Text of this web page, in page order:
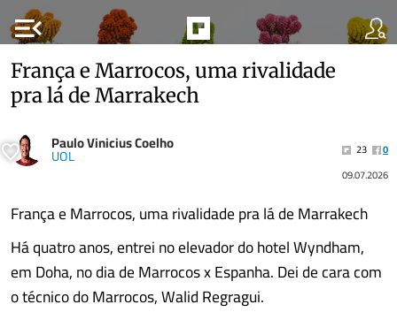
menu_open
França e Marrocos, uma rivalidade
pra lá de Marrakech
Paulo Vinicius Coelho
UOL 23
0
09.07.2026
França e Marrocos, uma rivalidade pra lá de Marrakech
Há quatro anos, entrei no elevador do hotel Wyndham,
em Doha, no dia de Marrocos x Espanha. Dei de cara com
o técnico do Marrocos, Walid Regragui.